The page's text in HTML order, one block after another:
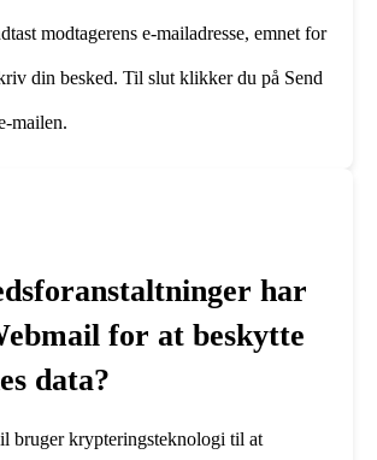
modtagerens e-mailadresse, emnet for
din besked. Til slut klikker du på Send
mailen.
har
for at beskytte
data?
bruger krypteringsteknologi til at